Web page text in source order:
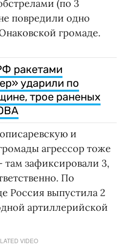
(по 3
повредили одно
громаде.
ракетами
ударили по
трое раненых
и
агрессор тоже
там зафиксировали 3,
По
Россия выпустила 2
артиллерийской
VIDEO